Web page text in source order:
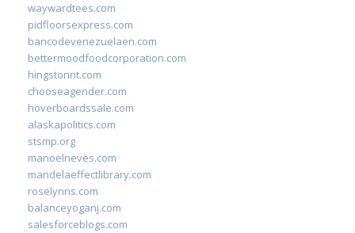
waywardtees.com
pidfloorsexpress.com
bancodevenezuelaen.com
bettermoodfoodcorporation.com
hingstonnt.com
chooseagender.com
hoverboardssale.com
alaskapolitics.com
stsmp.org
manoelneves.com
mandelaeffectlibrary.com
roselynns.com
balanceyoganj.com
salesforceblogs.com